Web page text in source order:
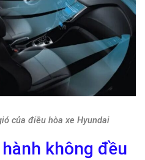
của điều hòa xe Hyundai
không đều